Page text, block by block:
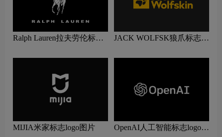
Ralph Lauren拉夫劳伦标志
JACK WOLFSK狼爪标志
MIJIA米家标志logo图片
OpenAI人工智能标志logo图